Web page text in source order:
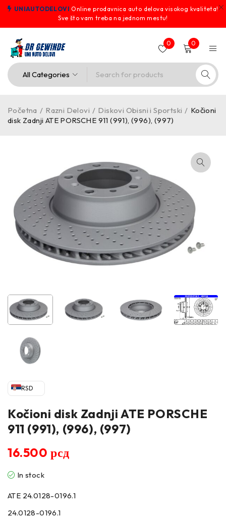
UNIAUTODELOVI Online prodavnica auto delova visokog kvaliteta!
Sve što vam treba na jednom mestu!
0 0
Početna / Razni Delovi / Diskovi Obisni i Sportski / Kočioni
disk Zadnji ATE PORSCHE 911 (991), (996), (997)
RSD
Kočioni disk Zadnji ATE PORSCHE
911 (991), (996), (997)
16.500рсд
In stock
ATE 24.0128-0196.1
24.0128-0196.1